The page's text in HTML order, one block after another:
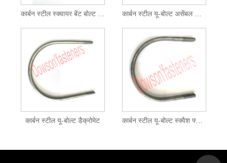
कार्बन स्टील यू-बोल्ट डैक्रोमेट कार्बन स्टील यू-बोल्ट स्क्वैश फ्लैट एचडीजी